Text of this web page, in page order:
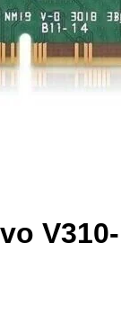
V310-